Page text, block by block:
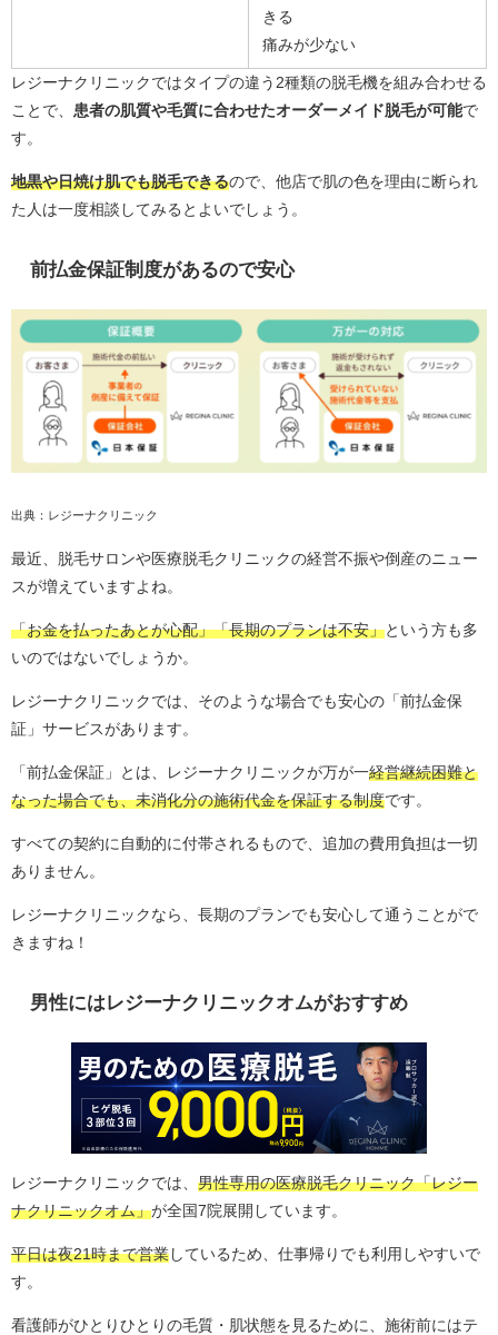
きる
痛みが少ない
レジーナクリニックではタイプの違う2種類の脱毛機を組み合わせる
ことで、 患者の肌質や毛質に合わせたオーダーメイド脱毛が可能で
す。
地黒や日焼け肌でも脱毛できるので、他店で肌の色を理由に断られ
た人は一度相談してみるとよいでしょう。
前払金保証制度があるので安心
出典：レジーナクリニック
最近、脱毛サロンや医療脱毛クリニックの経営不振や倒産のニュー
スが増えていますよね。
「お金を払ったあとが心配」「長期のプランは不安」という方も多
いのではないでしょうか。
レジーナクリニックでは、そのような場合でも安心の「前払金保
証」サービスがあります。
「前払金保証」とは、レジーナクリニックが万が一経営継続困難と
なった場合でも、未消化分の施術代金を保証する制度です。
すべての契約に自動的に付帯されるもので、追加の費用負担は一切
ありません。
レジーナクリニックなら、長期のプランでも安心して通うことがで
きますね！
男性にはレジーナクリニックオムがおすすめ
レジーナクリニックでは、 男性専用の医療脱毛クリニック「レジー
ナクリニックオム」が全国7院展開しています。
平日は夜21時まで営業しているため、仕事帰りでも利用しやすいで
す。
看護師がひとりひとりの毛質・肌状態を見るために、施術前にはテ